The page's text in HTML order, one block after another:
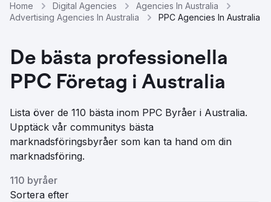
Home Digital Agencies
Agencies In Australia
Advertising Agencies In Australia
PPC Agencies In Australia
De bästa professionella
PPC Företag i Australia
Lista över de 110 bästa inom PPC Byråer i Australia.
Upptäck vår communitys bästa
marknadsföringsbyråer som kan ta hand om din
marknadsföring.
110 byråer
Sortera efter